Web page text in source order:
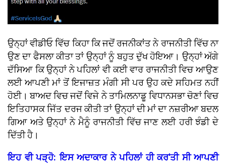
ਉਨ੍ਹਾਂ ਵੀਡੀਓ ਵਿੱਚ ਕਿਹਾ ਕਿ ਜਦੋਂ ਰਜਨੀਕਾਂਤ ਨੇ ਰਾਜਨੀਤੀ ਵਿੱਚ ਨਾ
ਉਣ ਦਾ ਫੈਸਲਾ ਕੀਤਾ ਤਾਂ ਉਨ੍ਹਾਂ ਨੂੰ ਬਹੁਤ ਦੁੱਖ ਹੋਇਆ। ਉਨ੍ਹਾਂ ਅੱਗੇ
ਦੱਸਿਆ ਕਿ ਉਨ੍ਹਾਂ ਨੇ ਪਹਿਲਾਂ ਵੀ ਕਈ ਵਾਰ ਰਾਜਨੀਤੀ ਵਿਚ ਆਉਣ
ਲਈ ਆਪਣੀ ਮਾਂ ਤੋਂ ਇਜਾਜ਼ਤ ਮੰਗੀ ਸੀ ਪਰ ਉਹ ਕਦੇ ਸਹਿਮਤ ਨਹੀਂ
ਹੋਈ। ਬਾਅਦ ਵਿਚ ਜਦੋਂ ਵਿਜੇ ਨੇ ਤਾਮਿਲਨਾਡੂ ਵਿਧਾਨਸਭਾ ਚੋਣਾਂ ਵਿਚ
ਇਤਿਹਾਸਕ ਜਿੱਤ ਦਰਜ ਕੀਤੀ ਤਾਂ ਉਨ੍ਹਾਂ ਦੀ ਮਾਂ ਦਾ ਨਜ਼ਰੀਆ ਬਦਲ
ਗਿਆ ਅਤੇ ਉਨ੍ਹਾਂ ਨੇ ਮੈਨੂੰ ਰਾਜਨੀਤੀ ਵਿੱਚ ਜਾਣ ਲਈ ਹਰੀ ਝੰਡੀ ਦੇ
ਦਿੱਤੀ ਹੈ।
ਇਹ ਵੀ ਪੜ੍ਹੋ: ਇਸ ਅਦਾਕਾਰ ਨੇ ਪਹਿਲਾਂ ਹੀ ਕਰ'ਤੀ ਸੀ ਆਪਣੀ